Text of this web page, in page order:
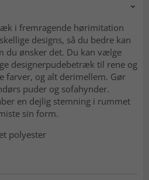
i fremragende hørimitation
designs, så du bedre kan
du ønsker det. Du kan vælge
designerpudebetræk til rene og
farver, og alt derimellem. Gør
puder og sofahynder.
en dejlig stemning i rummet
sin form.
polyester